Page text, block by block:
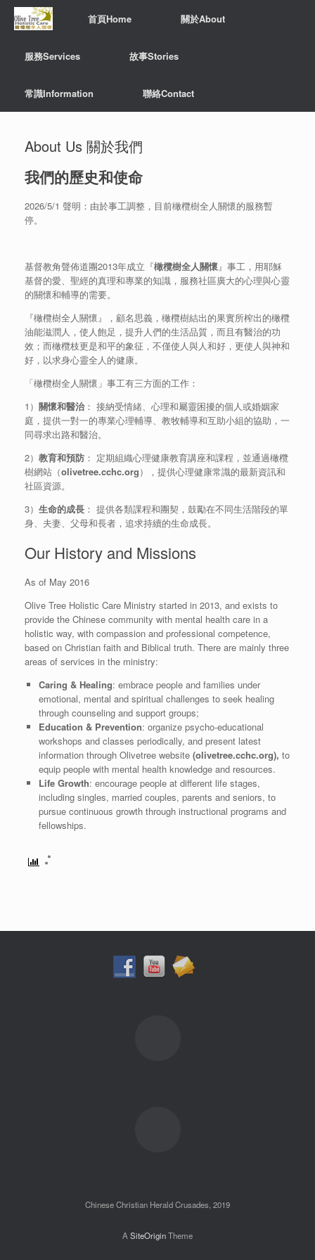
首頁Home 關於About
服務Services 故事Stories
常識Information 聯絡Contact
About Us 關於我們
我們的歷史和使命
2026/5/1 聲明：由於事工調整，目前橄欖樹全人關懷的服務暫
停。
基督教角聲佈道團2013年成立『橄欖樹全人關懷』事工，用耶穌
基督的愛、聖經的真理和專業的知識，服務社區廣大的心理與心靈
的關懷和輔導的需要。
『橄欖樹全人關懷』，顧名思義，橄欖樹結出的果實所榨出的橄欖
油能滋潤人，使人飽足，提升人們的生活品質，而且有醫治的功
效；而橄欖枝更是和平的象征，不僅使人與人和好，更使人與神和
好，以求身心靈全人的健康。
「橄欖樹全人關懷」事工有三方面的工作：
1） 關懷和醫治： 接納受情緒、心理和屬靈困擾的個人或婚姻家
庭，提供一對一的專業心理輔導、教牧輔導和互助小組的協助，一
同尋求出路和醫治。
2） 教育和預防 ： 定期組織心理健康教育講座和課程，並通過橄欖
樹網站（olivetree.cchc.org），提供心理健康常識的最新資訊和
社區資源。
3） 生命的成長 ： 提供各類課程和團契，鼓勵在不同生活階段的單
身、夫妻、父母和長者，追求持續的生命成長。
Our History and Missions
As of May 2016
Olive Tree Holistic Care Ministry started in 2013, and exists to
provide the Chinese community with mental health care in a
holistic way, with compassion and professional competence,
based on Christian faith and Biblical truth. There are mainly three
areas of services in the ministry:
Caring & Healing: embrace people and families under
emotional, mental and spiritual challenges to seek healing
through counseling and support groups;
Education & Prevention: organize psycho-educational
workshops and classes periodically, and present latest
information through Olivetree website (olivetree.cchc.org), to
equip people with mental health knowledge and resources.
Life Growth: encourage people at different life stages,
including singles, married couples, parents and seniors, to
pursue continuous growth through instructional programs and
fellowships.
Chinese Christian Herald Crusades, 2019
A SiteOriginTheme